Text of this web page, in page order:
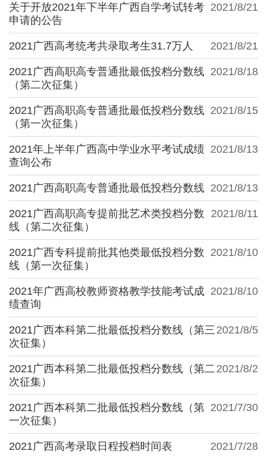
2021/8/21
关于开放2021年下半年广西自学考试转考
申请的公告
2021/8/21
2021广西高考统考共录取考生31.7万人
2021/8/18
2021广西高职高专普通批最低投档分数线
（第二次征集）
2021/8/15
2021广西高职高专普通批最低投档分数线
（第一次征集）
2021/8/13
2021年上半年广西高中学业水平考试成绩
查询公布
2021/8/13
2021广西高职高专普通批最低投档分数线
2021/8/11
2021广西高职高专提前批艺术类投档分数
线（第二次征集）
2021/8/10
2021广西专科提前批其他类最低投档分数
线（第一次征集）
2021/8/10
2021年广西高校教师资格教学技能考试成
绩查询
2021/8/5
2021广西本科第二批最低投档分数线（第三
次征集）
2021/8/2
2021广西本科第二批最低投档分数线（第二
次征集）
2021/7/30
2021广西本科第二批最低投档分数线（第
一次征集）
2021/7/28
2021广西高考录取日程投档时间表